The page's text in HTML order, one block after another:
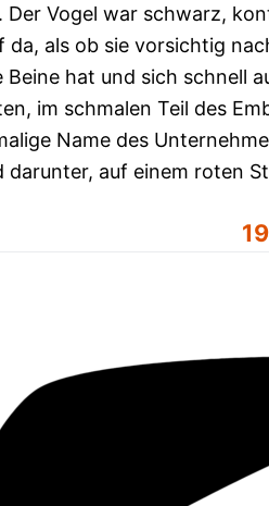
Der Vogel war schwarz,
da, als ob sie vorsichtig
hat und sich schnell
im schmalen Teil des
Name des
darunter, auf einem roten